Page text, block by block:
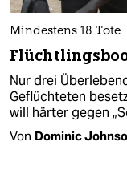
Mindestens 18 Tote
Nur drei
Geflüchteten
will härter gegen
Von Dominic